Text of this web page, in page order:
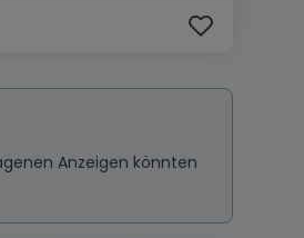
Anzeigen könnten